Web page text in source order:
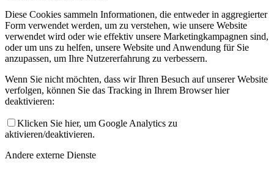
Diese Cookies sammeln Informationen, die entweder in aggregierter
Form verwendet werden, um zu verstehen, wie unsere Website
verwendet wird oder wie effektiv unsere Marketingkampagnen sind,
oder um uns zu helfen, unsere Website und Anwendung für Sie
anzupassen, um Ihre Nutzererfahrung zu verbessern.
Wenn Sie nicht möchten, dass wir Ihren Besuch auf unserer Website
verfolgen, können Sie das Tracking in Ihrem Browser hier
deaktivieren:
Klicken Sie hier, um Google Analytics zu
aktivieren/deaktivieren.
Andere externe Dienste